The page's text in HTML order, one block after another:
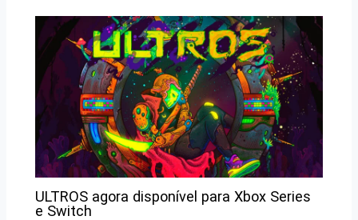
ULTROS agora disponível para Xbox Series
e Switch